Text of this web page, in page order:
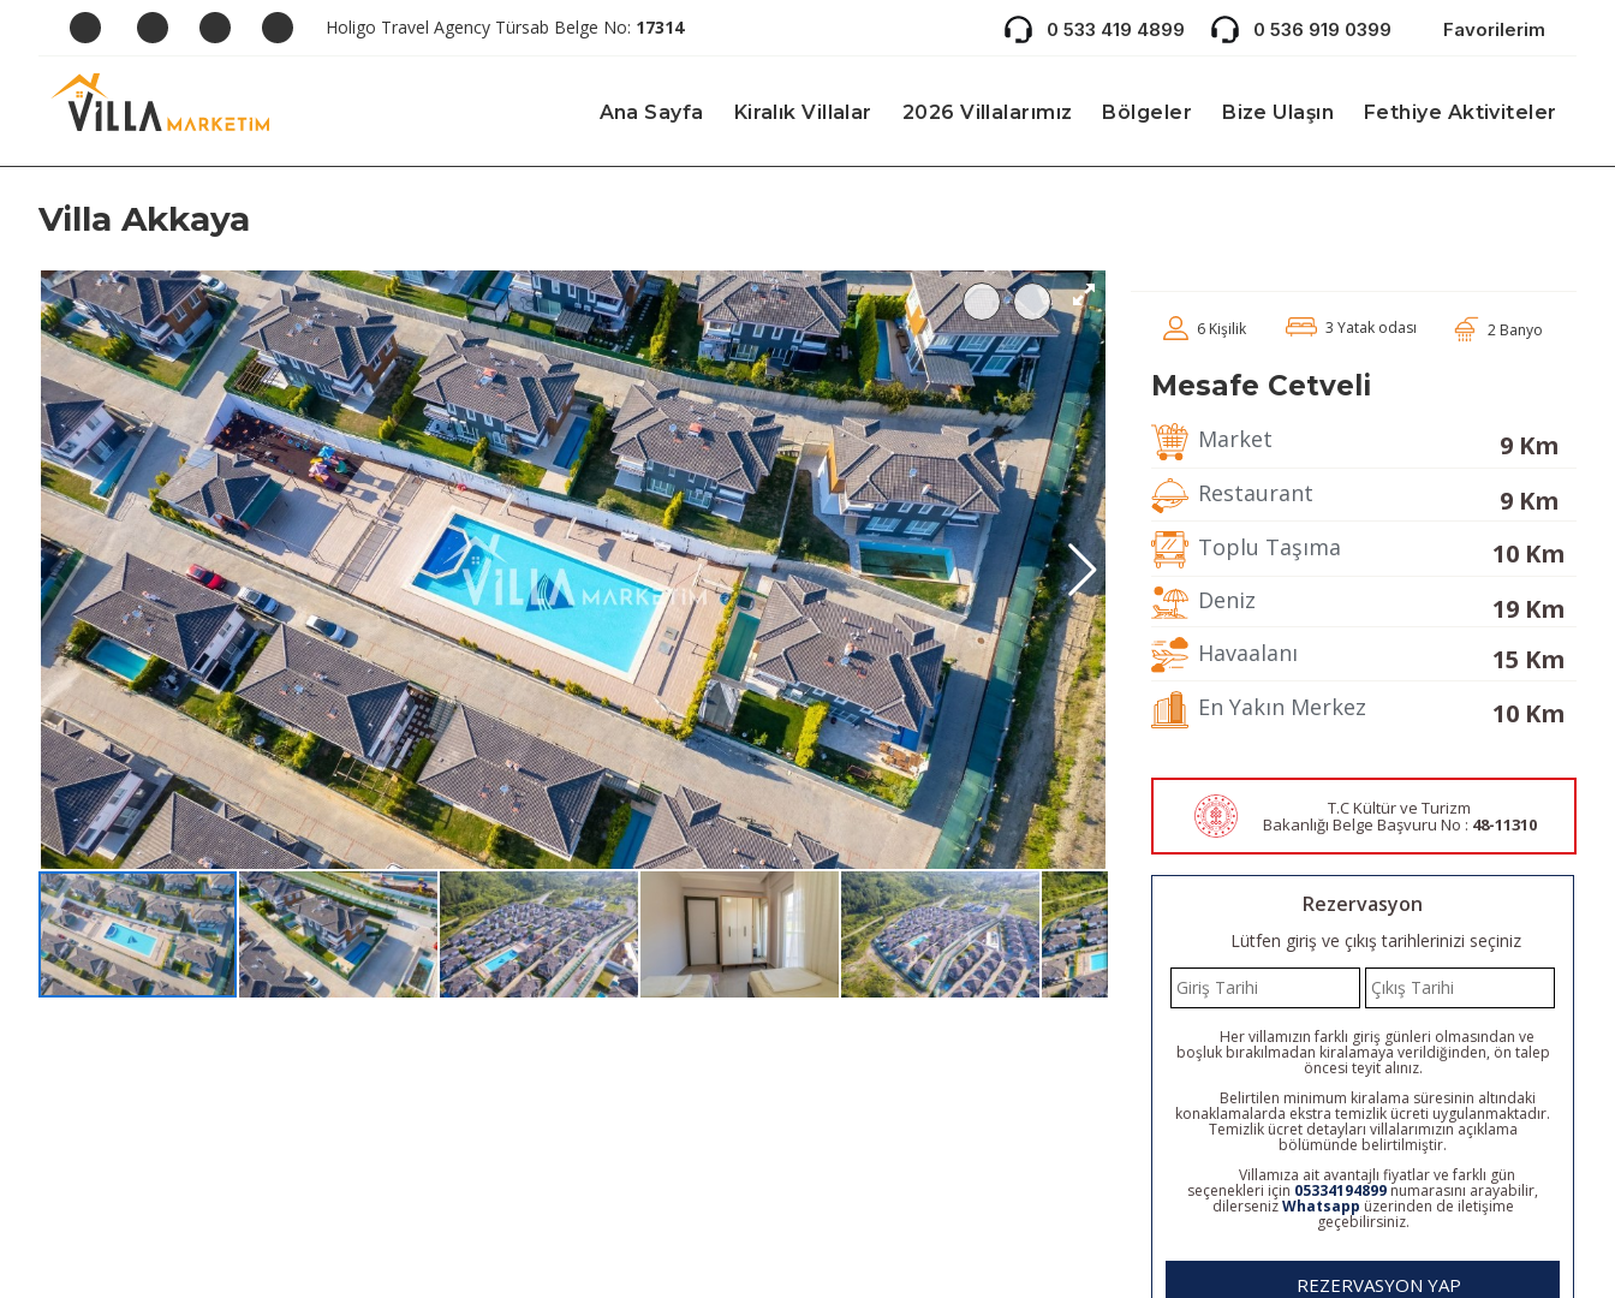
Holigo Travel Agency Türsab Belge No: 17314 0 533 419 4899 0 536 919 0399 Favorilerim
Ana Sayfa Kiralık Villalar 2026 Villalarımız Bölgeler Bize Ulaşın Fethiye Aktiviteler
Villa Akkaya
6 Kişilik 3 Yatak odası 2 Banyo
Mesafe Cetveli
Market 9 Km
Restaurant 9 Km
Toplu Taşıma 10 Km
Deniz 19 Km
Havaalanı 15 Km
En Yakın Merkez 10 Km
T.C Kültür ve Turizm
Bakanlığı Belge Başvuru No : 48-11310
Rezervasyon
Lütfen giriş ve çıkış tarihlerinizi seçiniz
Her villamızın farklı giriş günleri olmasından ve
boşluk bırakılmadan kiralamaya verildiğinden, ön talep
öncesi teyit alınız.
Belirtilen minimum kiralama süresinin altındaki
konaklamalarda ekstra temizlik ücreti uygulanmaktadır.
Temizlik ücret detayları villalarımızın açıklama
bölümünde belirtilmiştir.
Villamıza ait avantajlı fiyatlar ve farklı gün
seçenekleri için 05334194899 numarasını arayabilir,
dilersenizWhatsapp üzerinden de iletişime
geçebilirsiniz.
REZERVASYON YAP